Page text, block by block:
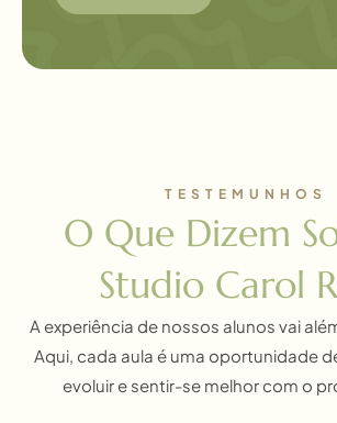
TESTEMUNHOS
O Que Dizem
Studio Carol
A experiência de nossos alunos vai
Aqui, cada aula é uma oportunidade
evoluir e sentir-se melhor com o